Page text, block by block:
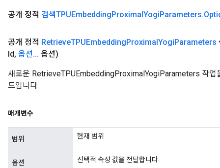
공개 정적 검색TPUEmbeddingProximalYogiParameters.
공개 정적 RetrieveTPUEmbeddingProximalYogiParameters
Id, 옵션... 옵션)
새로운 RetrieveTPUEmbeddingProximalYogiParameters 작업
드입니다.
매개변수
범위 현재 범위
옵션 선택적 속성 값을 전달합니다.